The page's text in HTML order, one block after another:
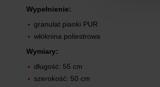
Wypełnienie:
granulat pianki PUR
włóknina poliestrowa
Wymiary:
długość: 55 cm
szerokość: 50 cm